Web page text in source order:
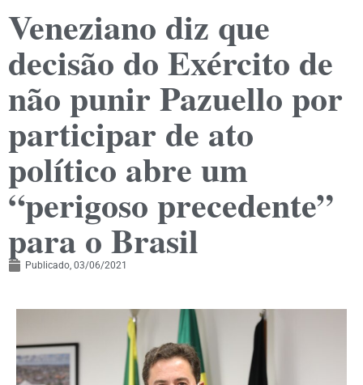
Veneziano diz que
decisão do Exército de
não punir Pazuello por
participar de ato
político abre um
“perigoso precedente”
para o Brasil
Publicado, 03/06/2021